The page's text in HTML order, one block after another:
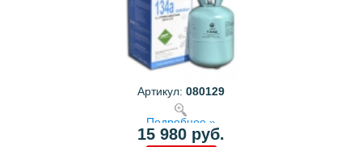
Артикул: 080129
Подробнее »
15 980 руб.